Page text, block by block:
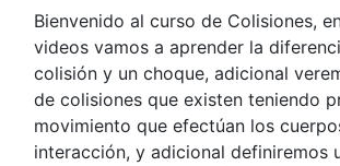
Bienvenido al curso de Colisiones,
videos vamos a aprender la
colisión y un choque, adicional
de colisiones que existen teniendo
movimiento que efectúan los
interacción, y adicional definiremos